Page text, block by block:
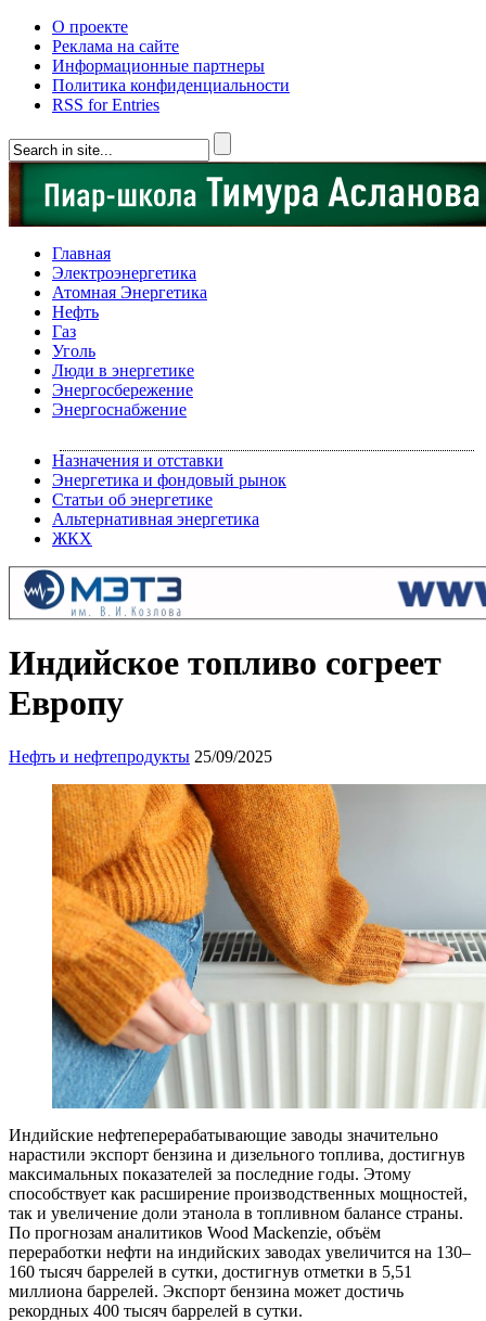
О проекте
Реклама на сайте
Информационные партнеры
Политика конфиденциальности
RSS for Entries
Главная
Электроэнергетика
Атомная Энергетика
Нефть
Газ
Уголь
Люди в энергетике
Энергосбережение
Энергоснабжение
Назначения и отставки
Энергетика и фондовый рынок
Статьи об энергетике
Альтернативная энергетика
ЖКХ
Индийское топливо согреет
Европу
Нефть и нефтепродукты 25/09/2025
Индийские нефтеперерабатывающие заводы значительно
нарастили экспорт бензина и дизельного топлива, достигнув
максимальных показателей за последние годы. Этому
способствует как расширение производственных мощностей,
так и увеличение доли этанола в топливном балансе страны.
По прогнозам аналитиков Wood Mackenzie, объём
переработки нефти на индийских заводах увеличится на 130–
160 тысяч баррелей в сутки, достигнув отметки в 5,51
миллиона баррелей. Экспорт бензина может достичь
рекордных 400 тысяч баррелей в сутки.